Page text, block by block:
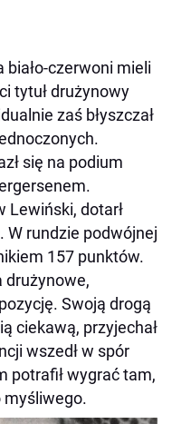
czerwoni mieli
tytuł drużynowy
zaś błyszczał
się na podium
Lewiński, dotarł
W rundzie podwójnej
157 punktów.
drużynowe,
Swoją drogą
ciekawą, przyjechał
wszedł w spór
potrafił wygrać tam,
myśliwego.